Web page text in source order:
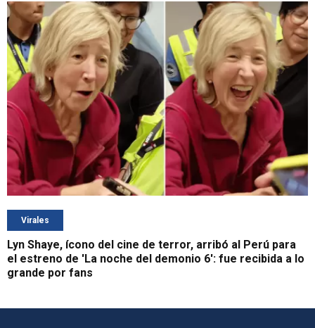
Virales
Lyn Shaye, ícono del cine de terror, arribó al Perú para
el estreno de 'La noche del demonio 6': fue recibida a lo
grande por fans